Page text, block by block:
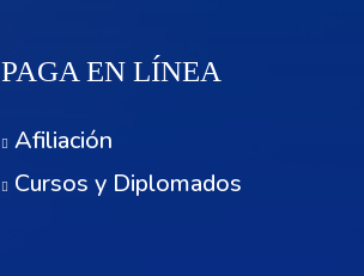
PAGA EN LÍNEA
Afiliación
Cursos y Diplomados